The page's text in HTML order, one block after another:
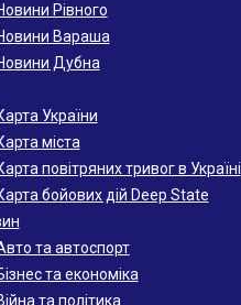
Рівного
Вараша
Дубна
України
міста
повітряних тривог в Україні
бойових дій Deep State
та автоспорт
та економіка
та політика